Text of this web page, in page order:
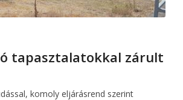
tapasztalatokkal zárult
komoly eljárásrend szerint